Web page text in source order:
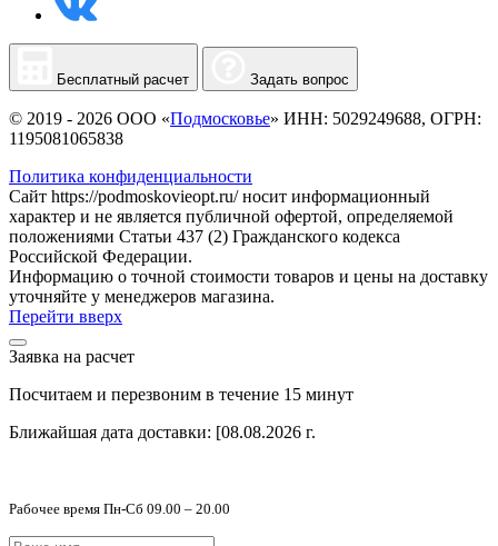
Бесплатный расчет Задать вопрос
© 2019 - 2026 ООО «Подмосковье» ИНН: 5029249688, ОГРН:
1195081065838
Политика конфиденциальности
Сайт https://podmoskovieopt.ru/ носит информационный
характер и не является публичной офертой, определяемой
положениями Статьи 437 (2) Гражданского кодекса
Российской Федерации.
Информацию о точной стоимости товаров и цены на доставку
уточняйте у менеджеров магазина.
Перейти вверх
Заявка на расчет
Посчитаем и перезвоним в течение 15 минут
Ближайшая дата доставки: [08.08.2026 г.
Рабочее время Пн-Сб 09.00 – 20.00